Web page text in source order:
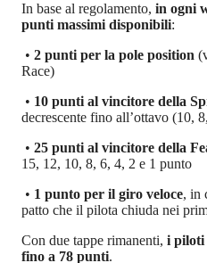
In base al regolamento, in ogni
punti massimi disponibili:
• 2 punti per la pole position
Race)
• 10 punti al vincitore della
decrescente fino all’ottavo (10,
• 25 punti al vincitore della
15, 12, 10, 8, 6, 4, 2 e 1 punto
• 1 punto per il giro veloce, in
patto che il pilota chiuda nei
Con due tappe rimanenti, i piloti
fino a 78 punti.